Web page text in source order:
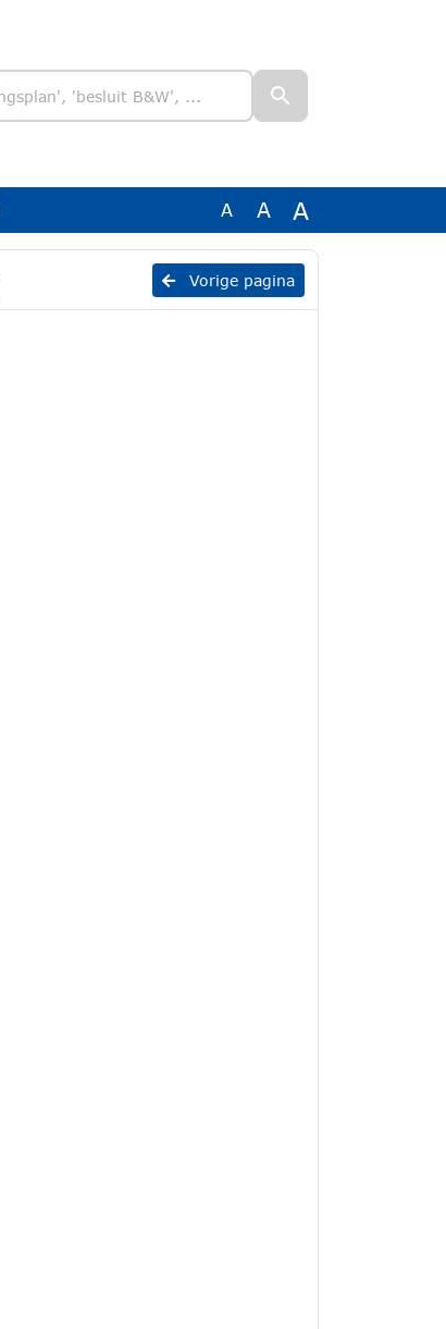
A A A
Vorige pagina